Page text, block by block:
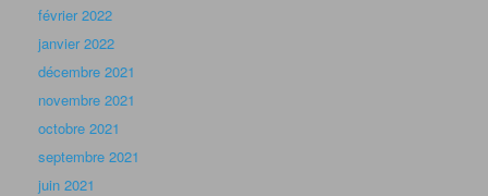
février 2022
janvier 2022
décembre 2021
novembre 2021
octobre 2021
septembre 2021
juin 2021